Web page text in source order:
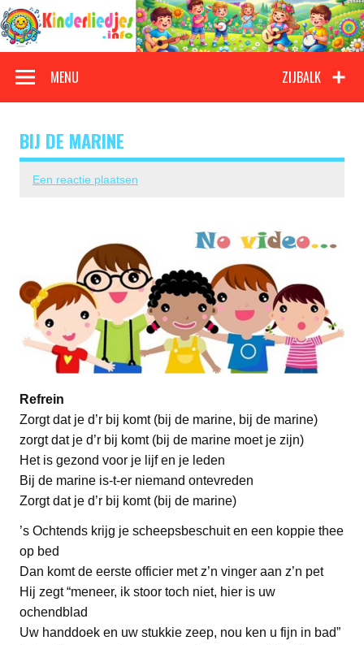
Doorgaan
naar
inhoud
Kinderliedjes
ZIJBALK
MENU
BIJ DE MARINE
Een reactie plaatsen
Refrein
Zorgt dat je d’r bij komt (bij de marine, bij de marine)
zorgt dat je d’r bij komt (bij de marine moet je zijn)
Het is gezond voor je lijf en je leden
Bij de marine is-t-er niemand ontevreden
Zorgt dat je d’r bij komt (bij de marine)
’s Ochtends krijg je scheepsbeschuit en een koppie thee
op bed
Dan komt de eerste officier met z’n vinger aan z’n pet
Hij zegt “meneer, ik stoor toch niet, hier is uw
ochendblad
Uw handdoek en uw stukkie zeep, nou ken u fijn in bad”